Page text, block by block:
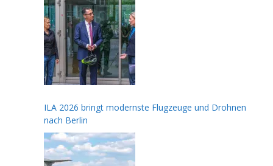
ILA 2026 bringt modernste Flugzeuge und Drohnen
nach Berlin